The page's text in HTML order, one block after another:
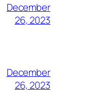
December
26, 2023
December
26, 2023